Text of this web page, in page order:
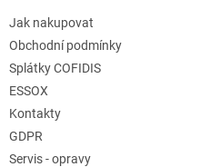
Jak nakupovat
Obchodní podmínky
Splátky COFIDIS
ESSOX
Kontakty
GDPR
Servis - opravy